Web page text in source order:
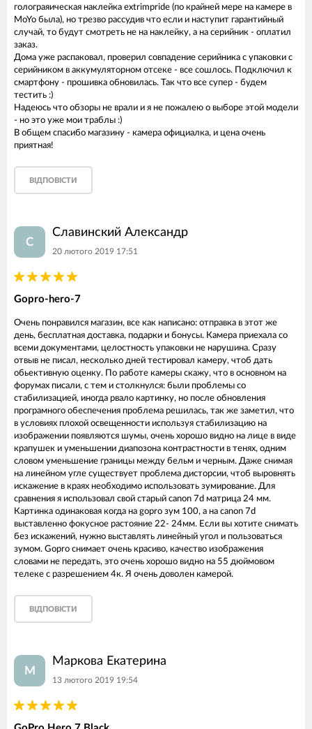
голограяическая наклейка extrimpride (по крайней мере на камере в
MoYo была), но трезво рассудив что если и наступит гарантийный
случай, то будут смотреть не на наклейку, а на серийник - оплатил
заказ.
Дома уже распаковал, проверил совпадение серийника с упаковки с
серийником в аккумуляторном отсеке - все сошлось. Подключил к
смартфону - прошивка обновилась. Так что все супер - будем
тестить :)
Надеюсь что обзоры не врали и я не пожалею о выборе этой модели
- но это уже мои траблы :)
В общем спасибо магазину - камера официалка, и цена очень
приятная!
ВІДПОВІСТИ
С
Славинский Александр
20 лютого 2019 17:51
Gopro-hero-7
Очень понравился магазин, все как написано: отправка в этот же
день, бесплатная доставка, подарки и бонусы. Камера приехала со
всеми документами, целостность упаковки не нарушина. Сразу
отвыв не писал, несколько дней тестировал камеру, чтоб дать
обьективную оценку. По работе камеры скажу, что в основном на
форумах писали, с тем и столкнулся: были проблемы со
стабилизацией, иногда рвало картинку, но после обновления
програмного обеспечения проблема решилась, так же заметил, что
в условиях плохой освещенности используя стабилизацию на
изображении появляются шумы, очень хорошо видно на лице в виде
крапушек и уменьшении диапозона контрастности в тенях, одним
словом уменьшение границы между бельм и черным. Даже снимая
на линейном угле существует проблема дисторсии, чтоб выровнять
искажение в краях необходимо использовать зумирование. Для
сравнения я использовал свой старый canon 7d матрица 24 мм.
Картинка одинаковая когда на gopro зум 100, а на canon 7d
выставленно фокусное растояние 22- 24мм. Если вы хотите снимать
без искажений, нужно выставлять линейный угол и пользоваться
зумом. Gopro снимает очень красиво, качество изображения
словами не передать, это очень хорошо видно на 55 дюймовом
телеке с разрешением 4к. Я очень доволен камерой.
ВІДПОВІСТИ
М
Маркова Екатерина
13 лютого 2019 19:54